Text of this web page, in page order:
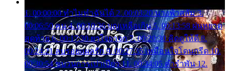
1. 00:00:00 ทำไมทำฉันได้ 2. 00:03:20 นางฟ้าสลัม 3.
00:06:50 คน 4. 00:10:36 บุญเหลือเกิน 5. 00:13:58 ฝนหยาด
สุดท้าย 6. 00:17:30 ยาใจยาจก 7. 00:20:30 คิดดูให้ดี 8.
00:24:21 ลบรอยแผลรัก 9. 00:27:35 เหมือนใจโดนกรีด 10.
00:30:54 ขบวนการเปาเปียว 11. 00:34:05 คำรำพัน 12.